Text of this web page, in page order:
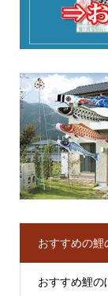
おすすめの鯉
おすすめ鯉